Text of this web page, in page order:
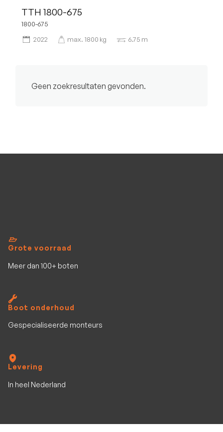
TTH 1800-675
1800-675
2022
max. 1800 kg 6.75 m
Geen zoekresultaten gevonden.
Grote voorraad
Meer dan 100+ boten
Boot onderhoud
Gespecialiseerde monteurs
Levering
In heel Nederland